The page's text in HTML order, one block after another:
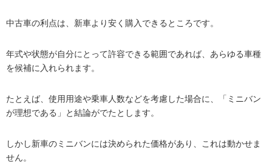
中古車の利点は、新車より安く購入できるところです。
年式や状態が自分にとって許容できる範囲であれば、あらゆる車種
を候補に入れられます。
たとえば、使用用途や乗車人数などを考慮した場合に、「ミニバン
が理想である」と結論がでたとします。
しかし新車のミニバンには決められた価格があり、これは動かせま
せん。